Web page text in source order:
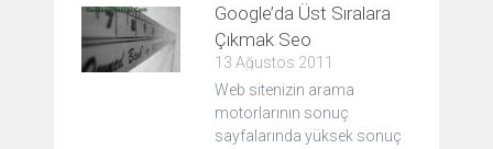
Google’da Üst Sıralara
Çıkmak Seo
13 Ağustos 2011
Web sitenizin arama
motorlarının sonuç
sayfalarında yüksek sonuç